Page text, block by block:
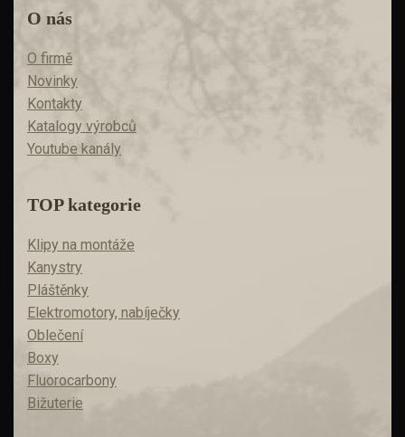
O nás
O firmě
Novinky
Kontakty
Katalogy výrobců
Youtube kanály
TOP kategorie
Klipy na montáže
Kanystry
Pláštěnky
Elektromotory, nabíječky
Oblečení
Boxy
Fluorocarbony
Bižuterie